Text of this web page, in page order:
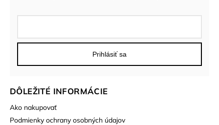
DÔLEŽITÉ INFORMÁCIE
Ako nakupovať
Podmienky ochrany osobných údajov
Prihlásiť sa